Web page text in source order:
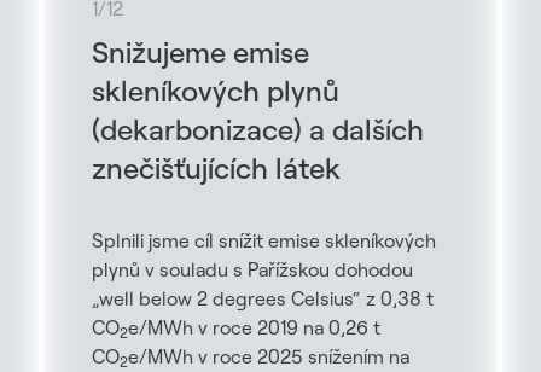
1/12
Snižujeme emise
skleníkových plynů
(dekarbonizace) a dalších
znečišťujících látek
Splnili jsme cíl snížit emise skleníkových
plynů v souladu s Pařížskou dohodou
„well below 2 degrees Celsius“ z 0,38 t
CO2e/MWh v roce 2019 na 0,26 t
CO2e/MWh v roce 2025 snížením na